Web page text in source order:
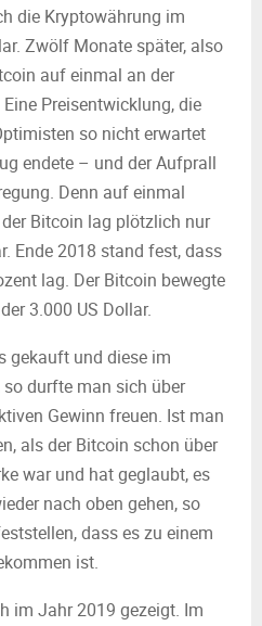
die Kryptowährung im
Zwölf Monate später, also
auf einmal an der
Preisentwicklung, die
so nicht erwartet
endete – und der Aufprall
Denn auf einmal
Bitcoin lag plötzlich nur
Ende 2018 stand fest, dass
lag. Der Bitcoin bewegte
3.000 US Dollar.
gekauft und diese im
durfte man sich über
Gewinn freuen. Ist man
als der Bitcoin schon über
war und hat geglaubt, es
nach oben gehen, so
dass es zu einem
ist.
im Jahr 2019 gezeigt. Im